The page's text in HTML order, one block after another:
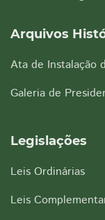
Arquivos
Ata de Instalação
Galeria de
Legislações
Leis Ordinárias
Leis